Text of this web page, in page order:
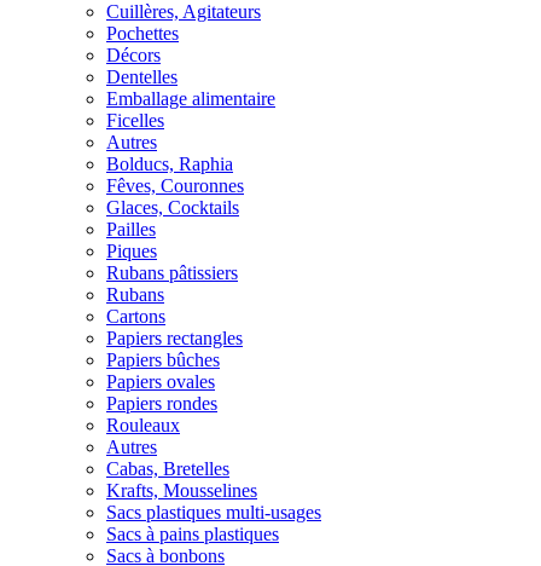
Cuillères, Agitateurs
Pochettes
Décors
Dentelles
Emballage alimentaire
Ficelles
Autres
Bolducs, Raphia
Fêves, Couronnes
Glaces, Cocktails
Pailles
Piques
Rubans pâtissiers
Rubans
Cartons
Papiers rectangles
Papiers bûches
Papiers ovales
Papiers rondes
Rouleaux
Autres
Cabas, Bretelles
Krafts, Mousselines
Sacs plastiques multi-usages
Sacs à pains plastiques
Sacs à bonbons